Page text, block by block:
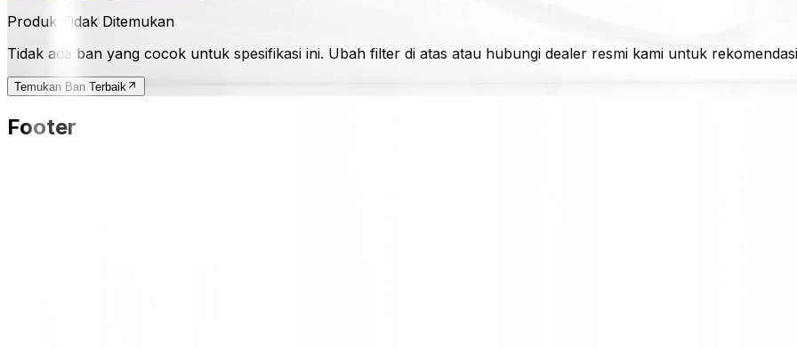
Produk Tidak Ditemukan
Tidak ada ban yang cocok untuk spesifikasi ini. Ubah filter di atas atau hubungi dealer resmi kami untuk
Temukan Ban Terbaik
Footer